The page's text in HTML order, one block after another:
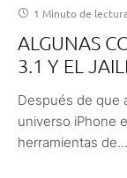
1 Minuto de
ALGUNAS
3.1 Y EL
Después de que
universo iPhone
herramientas de...